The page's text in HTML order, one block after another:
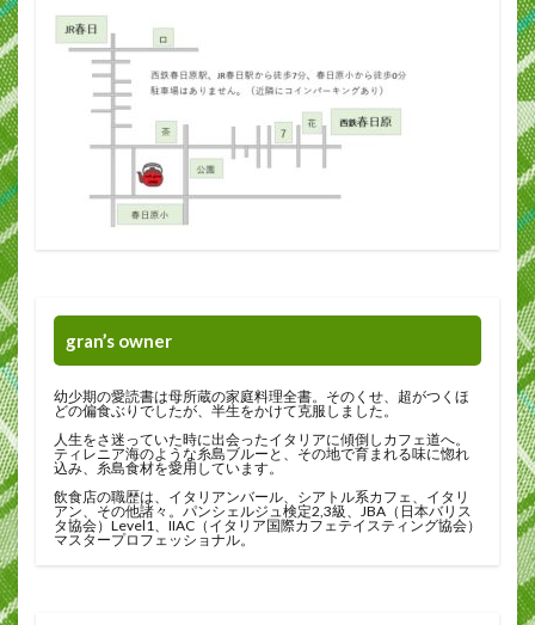
gran’s owner
幼少期の愛読書は母所蔵の家庭料理全書。そのくせ、超がつくほ
どの偏食ぶりでしたが、半生をかけて克服しました。
人生をさ迷っていた時に出会ったイタリアに傾倒しカフェ道へ。
ティレニア海のような糸島ブルーと、その地で育まれる味に惚れ
込み、糸島食材を愛用しています。
飲食店の職歴は、イタリアンバール、シアトル系カフェ、イタリ
アン、その他諸々。パンシェルジュ検定2,3級、JBA（日本バリス
タ協会）Level1、IIAC（イタリア国際カフェテイスティング協会）
マスタープロフェッショナル。